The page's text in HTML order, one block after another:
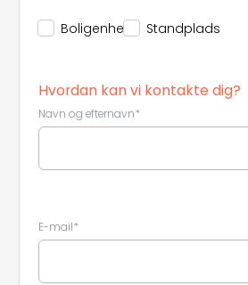
Boligenhed Standplads
Hvordan kan vi kontakte dig?
Navn og efternavn*
E-mail*